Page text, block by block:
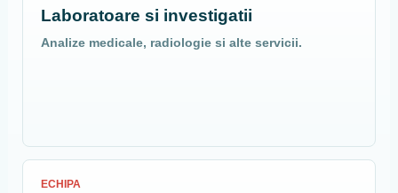
Laboratoare si investigatii
Analize medicale, radiologie si alte servicii.
ECHIPA